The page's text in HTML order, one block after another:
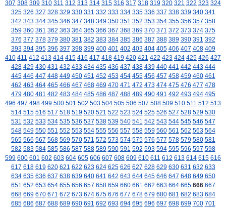
307 308 309 310 311 312 313 314 315 316 317 318 319 320 321 322 323 324
325 326 327 328 329 330 331 332 333 334 335 336 337 338 339 340 341
342 343 344 345 346 347 348 349 350 351 352 353 354 355 356 357 358
359 360 361 362 363 364 365 366 367 368 369 370 371 372 373 374 375
376 377 378 379 380 381 382 383 384 385 386 387 388 389 390 391 392
393 394 395 396 397 398 399 400 401 402 403 404 405 406 407 408 409
410 411 412 413 414 415 416 417 418 419 420 421 422 423 424 425 426 427
428 429 430 431 432 433 434 435 436 437 438 439 440 441 442 443 444
445 446 447 448 449 450 451 452 453 454 455 456 457 458 459 460 461
462 463 464 465 466 467 468 469 470 471 472 473 474 475 476 477 478
479 480 481 482 483 484 485 486 487 488 489 490 491 492 493 494 495
496 497 498 499 500 501 502 503 504 505 506 507 508 509 510 511 512 513
514 515 516 517 518 519 520 521 522 523 524 525 526 527 528 529 530
531 532 533 534 535 536 537 538 539 540 541 542 543 544 545 546 547
548 549 550 551 552 553 554 555 556 557 558 559 560 561 562 563 564
565 566 567 568 569 570 571 572 573 574 575 576 577 578 579 580 581
582 583 584 585 586 587 588 589 590 591 592 593 594 595 596 597 598
599 600 601 602 603 604 605 606 607 608 609 610 611 612 613 614 615 616
617 618 619 620 621 622 623 624 625 626 627 628 629 630 631 632 633
634 635 636 637 638 639 640 641 642 643 644 645 646 647 648 649 650
651 652 653 654 655 656 657 658 659 660 661 662 663 664 665 666 667
668 669 670 671 672 673 674 675 676 677 678 679 680 681 682 683 684
685 686 687 688 689 690 691 692 693 694 695 696 697 698 699 700 701